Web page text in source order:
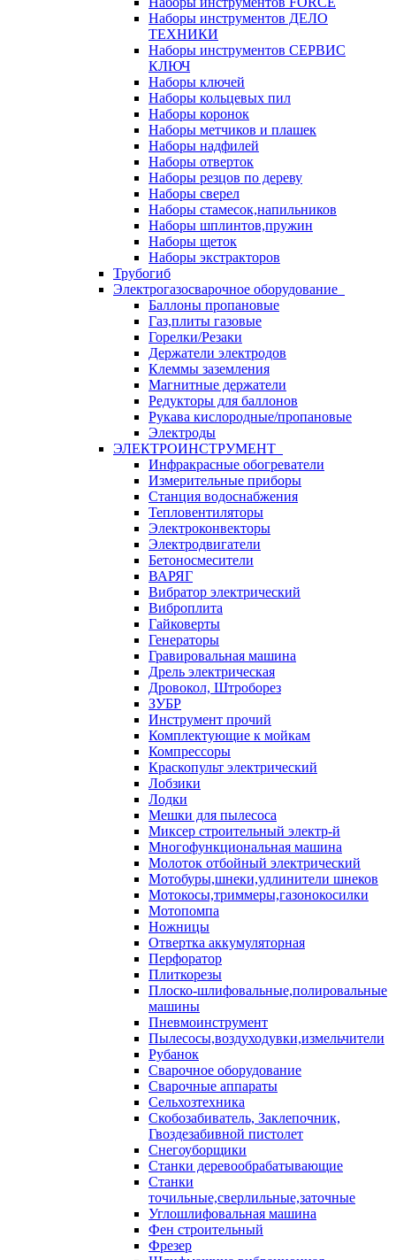
Наборы инструментов ДЕЛО
ТЕХНИКИ
Наборы инструментов СЕРВИС
КЛЮЧ
Наборы ключей
Наборы кольцевых пил
Наборы коронок
Наборы метчиков и плашек
Наборы надфилей
Наборы отверток
Наборы резцов по дереву
Наборы сверел
Наборы стамесок,напильников
Наборы шплинтов,пружин
Наборы щеток
Наборы экстракторов
Трубогиб
Электрогазосварочное оборудование
Баллоны пропановые
Газ,плиты газовые
Горелки/Резаки
Держатели электродов
Клеммы заземления
Магнитные держатели
Редукторы для баллонов
Рукава кислородные/пропановые
Электроды
ЭЛЕКТРОИНСТРУМЕНТ
Инфракрасные обогреватели
Измерительные приборы
Станция водоснабжения
Тепловентиляторы
Электроконвекторы
Электродвигатели
Бетоносмесители
ВАРЯГ
Вибратор электрический
Виброплита
Гайковерты
Генераторы
Гравировальная машина
Дрель электрическая
Дровокол, Штроборез
ЗУБР
Инструмент прочий
Комплектующие к мойкам
Компрессоры
Краскопульт электрический
Лобзики
Лодки
Мешки для пылесоса
Миксер строительный электр-й
Многофункциональная машина
Молоток отбойный электрический
Мотобуры,шнеки,удлинители шнеков
Мотокосы,триммеры,газонокосилки
Мотопомпа
Ножницы
Отвертка аккумуляторная
Перфоратор
Плиткорезы
Плоско-шлифовальные,полировальные
машины
Пневмоинструмент
Пылесосы,воздуходувки,измельчители
Рубанок
Сварочное оборудование
Сварочные аппараты
Сельхозтехника
Скобозабиватель, Заклепочник,
Гвоздезабивной пистолет
Снегоуборщики
Станки деревообрабатывающие
Станки
точильные,сверлильные,заточные
Углошлифовальная машина
Фен строительный
Фрезер